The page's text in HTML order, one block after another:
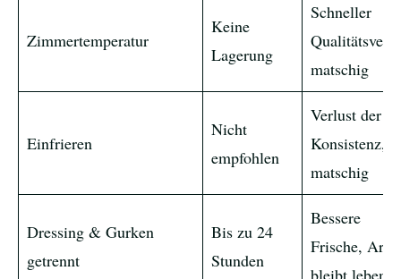
Zimmertemperatur
Keine
Lagerung
Schneller
matschig
Einfrieren
Nicht
empfohlen
Verlust der
Konsistenz,
matschig
Dressing & Gurken
getrennt
Bis zu 24
Stunden
Bessere
Frische,